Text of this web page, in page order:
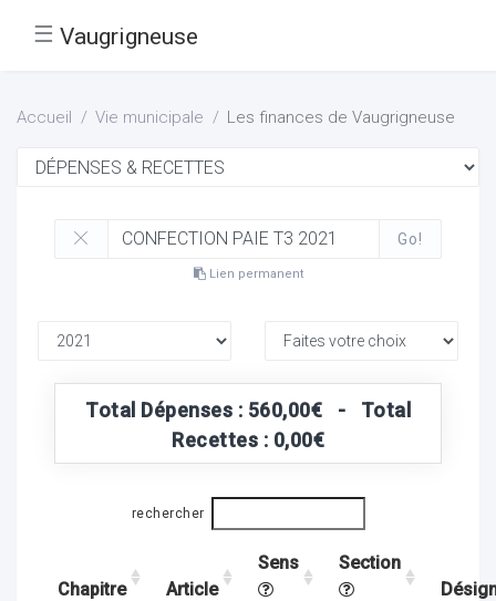
☰ Vaugrigneuse
Accueil Vie municipale Les finances de Vaugrigneuse
Go!
Lien permanent
Total Dépenses : 560,00€ - Total
Recettes : 0,00€
rechercher
Chapitre Article
Sens
Section